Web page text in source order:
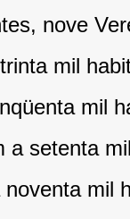
nove
mil
mil
a setenta
mil